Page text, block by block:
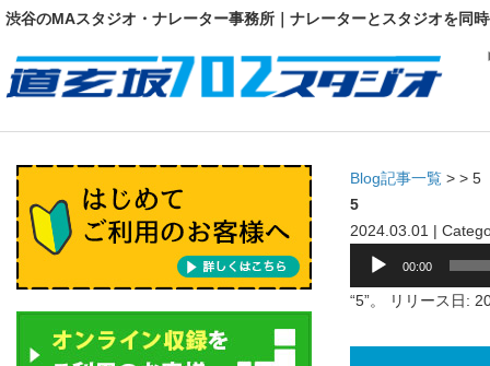
渋谷のMAスタジオ・ナレーター事務所｜ナレーターとスタジオを同
Blog記事一覧 > > 5
5
2024.03.01 |
プ
00:00
“5”。 リリース日: